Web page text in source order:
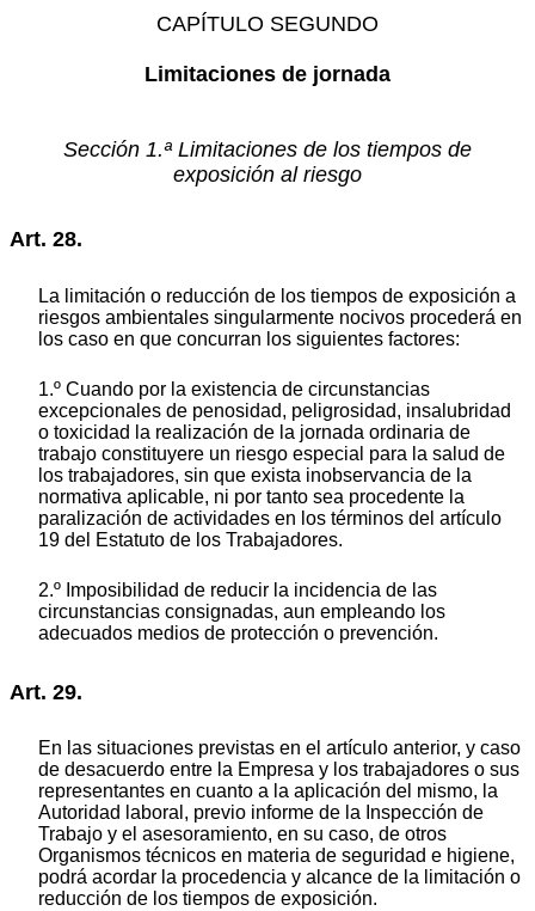
CAPÍTULO SEGUNDO
Limitaciones de jornada
Sección 1.ª Limitaciones de los tiempos de
exposición al riesgo
Art. 28.
La limitación o reducción de los tiempos de exposición a
riesgos ambientales singularmente nocivos procederá en
los caso en que concurran los siguientes factores:
1.º Cuando por la existencia de circunstancias
excepcionales de penosidad, peligrosidad, insalubridad
o toxicidad la realización de la jornada ordinaria de
trabajo constituyere un riesgo especial para la salud de
los trabajadores, sin que exista inobservancia de la
normativa aplicable, ni por tanto sea procedente la
paralización de actividades en los términos del artículo
19 del Estatuto de los Trabajadores.
2.º Imposibilidad de reducir la incidencia de las
circunstancias consignadas, aun empleando los
adecuados medios de protección o prevención.
Art. 29.
En las situaciones previstas en el artículo anterior, y caso
de desacuerdo entre la Empresa y los trabajadores o sus
representantes en cuanto a la aplicación del mismo, la
Autoridad laboral, previo informe de la Inspección de
Trabajo y el asesoramiento, en su caso, de otros
Organismos técnicos en materia de seguridad e higiene,
podrá acordar la procedencia y alcance de la limitación o
reducción de los tiempos de exposición.